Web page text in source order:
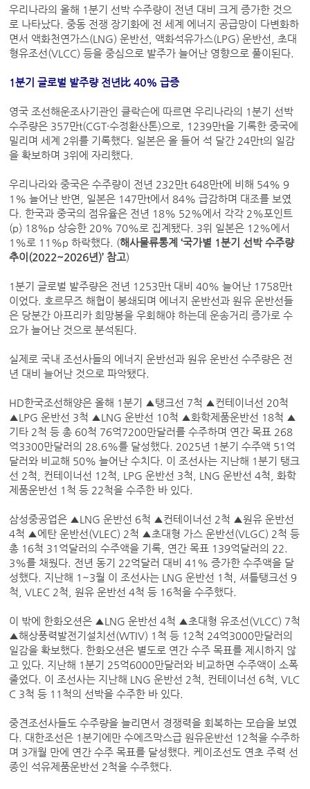
우리나라의 올해 1분기 선박 수주량이 전년 대비 크게 증가한 것으
로 나타났다. 중동 전쟁 장기화에 전 세계 에너지 공급망이 다변화하
면서 액화천연가스(LNG) 운반선, 액화석유가스(LPG) 운반선, 초대
형유조선(VLCC) 등을 중심으로 발주가 늘어난 영향으로 풀이된다.
1분기 글로벌 발주량 전년比 40% 급증
영국 조선해운조사기관인 클락슨에 따르면 우리나라의 1분기 선박
수주량은 357만t(CGT·수정환산톤)으로, 1239만t을 기록한 중국에
밀리며 세계 2위를 기록했다. 일본은 올 들어 석 달간 24만t의 일감
을 확보하며 3위에 자리했다.
우리나라와 중국은 수주량이 전년 232만t 648만t에 비해 54% 9
1% 늘어난 반면, 일본은 147만t에서 84% 급감하며 대조를 보였
다. 한국과 중국의 점유율은 전년 18% 52%에서 각각 2%포인트
(p) 18%p 상승한 20% 70%로 집계됐다. 3위 일본은 12%에서
1%로 11%p 하락했다. (해사물류통계 ‘국가별 1분기 선박 수주량
추이(2022~2026년)’ 참고)
1분기 글로벌 발주량은 전년 1253만t 대비 40% 늘어난 1758만t
이었다. 호르무즈 해협이 봉쇄되며 에너지 운반선과 원유 운반선들
은 당분간 아프리카 희망봉을 우회해야 하는데 운송거리 증가로 수
요가 늘어난 것으로 분석된다.
실제로 국내 조선사들의 에너지 운반선과 원유 운반선 수주량은 전
년 대비 늘어난 것으로 파악됐다.
HD한국조선해양은 올해 1분기 ▲탱크선 7척 ▲컨테이너선 20척
▲LPG 운반선 3척 ▲LNG 운반선 10척 ▲화학제품운반선 18척 ▲
기타 2척 등 총 60척 76억7200만달러를 수주하며 연간 목표 268
억3300만달러의 28.6%를 달성했다. 2025년 1분기 수주액 51억
달러와 비교해 50% 늘어난 수치다. 이 조선사는 지난해 1분기 탱크
선 2척, 컨테이너선 12척, LPG 운반선 3척, LNG 운반선 4척, 화학
제품운반선 1척 등 22척을 수주한 바 있다.
삼성중공업은 ▲LNG 운반선 6척 ▲컨테이너선 2척 ▲원유 운반선
4척 ▲에탄 운반선(VLEC) 2척 ▲초대형 가스 운반선(VLGC) 2척 등
총 16척 31억달러의 수주액을 기록, 연간 목표 139억달러의 22.
3%를 채웠다. 전년 동기 22억달러 대비 41% 증가한 수주액을 달
성했다. 지난해 1~3월 이 조선사는 LNG 운반선 1척, 셔틀탱크선 9
척, VLEC 2척, 원유 운반선 4척 등 16척을 수주했다.
이 밖에 한화오션은 ▲LNG 운반선 4척 ▲초대형 유조선(VLCC) 7척
▲해상풍력발전기설치선(WTIV) 1척 등 12척 24억3000만달러의
일감을 확보했다. 한화오션은 별도로 연간 수주 목표를 제시하지 않
고 있다. 지난해 1분기 25억6000만달러와 비교하면 수주액이 소폭
줄었다. 이 조선사는 지난해 LNG 운반선 2척, 컨테이너선 6척, VLC
C 3척 등 11척의 선박을 수주한 바 있다.
중견조선사들도 수주량을 늘리면서 경쟁력을 회복하는 모습을 보였
다. 대한조선은 1분기에만 수에즈막스급 원유운반선 12척을 수주하
며 3개월 만에 연간 수주 목표를 달성했다. 케이조선도 연초 주력 선
종인 석유제품운반선 2척을 수주했다.